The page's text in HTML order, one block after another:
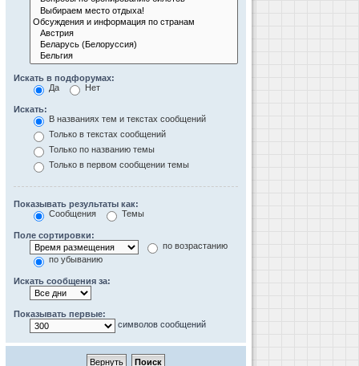
Искать в подфорумах:
Да
Нет
Искать:
В названиях тем и текстах сообщений
Только в текстах сообщений
Только по названию темы
Только в первом сообщении темы
Показывать результаты как:
Сообщения
Темы
Поле сортировки:
по возрастанию
по убыванию
Искать сообщения за:
Показывать первые:
символов сообщений